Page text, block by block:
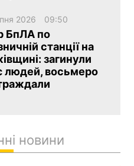
2026 09:50
БпЛА по
станції на
загинули
людей, восьмеро
новини